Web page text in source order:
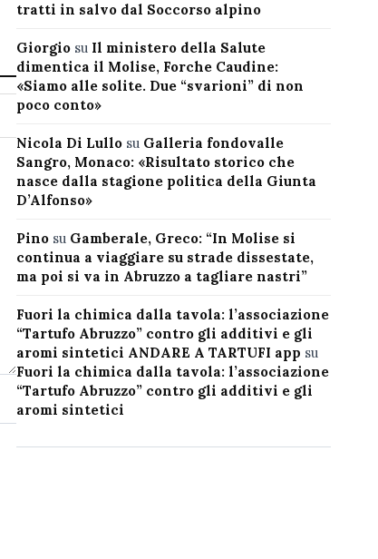
tratti in salvo dal Soccorso alpino
Giorgiosu Il ministero della Salute
dimentica il Molise, Forche Caudine:
«Siamo alle solite. Due “svarioni” di non
poco conto»
Nicola Di Lullosu Galleria fondovalle
Sangro, Monaco: «Risultato storico che
nasce dalla stagione politica della Giunta
D’Alfonso»
Pinosu Gamberale, Greco: “In Molise si
continua a viaggiare su strade dissestate,
ma poi si va in Abruzzo a tagliare nastri”
Fuori la chimica dalla tavola: l’associazione
“Tartufo Abruzzo” contro gli additivi e gli
aromi sintetici ANDARE A TARTUFI app su
Fuori la chimica dalla tavola: l’associazione
“Tartufo Abruzzo” contro gli additivi e gli
aromi sintetici